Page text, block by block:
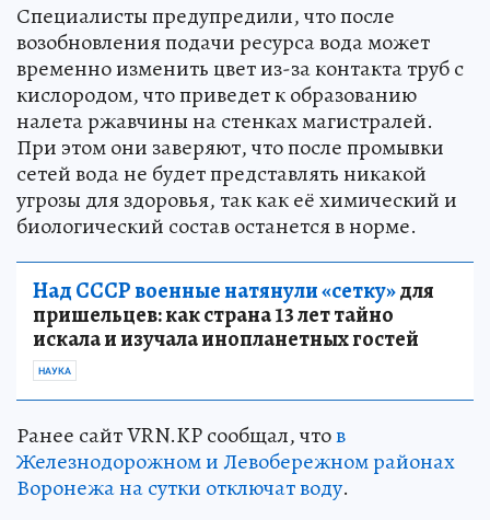
Специалисты предупредили, что после
возобновления подачи ресурса вода может
временно изменить цвет из-за контакта труб с
кислородом, что приведет к образованию
налета ржавчины на стенках магистралей.
При этом они заверяют, что после промывки
сетей вода не будет представлять никакой
угрозы для здоровья, так как её химический и
биологический состав останется в норме.
Над СССР военные натянули «сетку»для
пришельцев: как страна 13 лет тайно
искала и изучала инопланетных гостей
НАУКА
Ранее сайт VRN.KP сообщал, чтов
Железнодорожном и Левобережном районах
Воронежа на сутки отключат воду.